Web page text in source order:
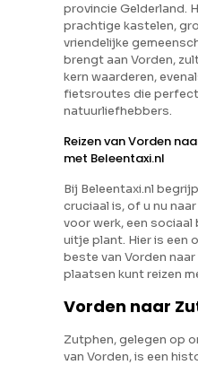
provincie Gelderland.
prachtige kastelen,
vriendelijke
brengt aan Vorden,
kern waarderen,
fietsroutes die
natuurliefhebbers.
Reizen van Vorden
met Beleentaxi.nl
Bij Beleentaxi.nl
cruciaal is, of u nu
voor werk, een
uitje plant. Hier is een
beste van Vorden
plaatsen kunt reizen
Vorden naar
Zutphen, gelegen op
van Vorden, is een